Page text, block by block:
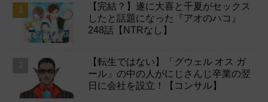
【完結？】遂に大喜と千夏がセックス
したと話題になった『アオのハコ』
248話【NTRなし】
【転生ではない】「グウェル オス ガ
ール」の中の人がにじさんじ卒業の翌
日に会社を設立！【コンサル】